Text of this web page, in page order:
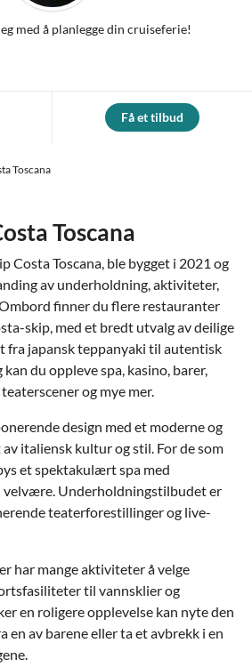
med å planlegge din cruiseferie!
Få et tilbud
Toscana
Toscana
Costa Toscana, ble bygget i 2021 og
av underholdning, aktiviteter,
finner du flere restauranter
skip, med et bredt utvalg av deilige
fra japansk teppanyaki til autentisk
du oppleve spa, kasino, barer,
og mye mer.
design med et moderne og
italiensk kultur og stil. For de som
et spektakulært spa med
Underholdningstilbudet er
teaterforestillinger og live-
har mange aktiviteter å velge
til vannsklier og
en roligere opplevelse kan nyte den
en av barene eller ta et avbrekk i en